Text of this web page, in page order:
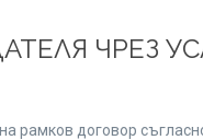
ЧРЕЗ
рамков договор